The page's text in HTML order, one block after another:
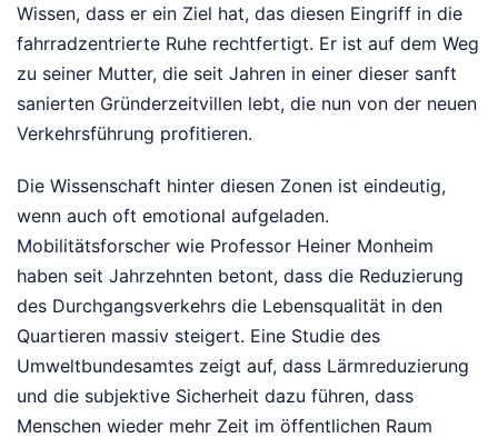
Wissen, dass er ein Ziel hat, das diesen Eingriff in die
fahrradzentrierte Ruhe rechtfertigt. Er ist auf dem Weg
zu seiner Mutter, die seit Jahren in einer dieser sanft
sanierten Gründerzeitvillen lebt, die nun von der neuen
Verkehrsführung profitieren.
Die Wissenschaft hinter diesen Zonen ist eindeutig,
wenn auch oft emotional aufgeladen.
Mobilitätsforscher wie Professor Heiner Monheim
haben seit Jahrzehnten betont, dass die Reduzierung
des Durchgangsverkehrs die Lebensqualität in den
Quartieren massiv steigert. Eine Studie des
Umweltbundesamtes zeigt auf, dass Lärmreduzierung
und die subjektive Sicherheit dazu führen, dass
Menschen wieder mehr Zeit im öffentlichen Raum